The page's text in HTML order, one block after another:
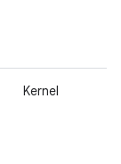
Kernel